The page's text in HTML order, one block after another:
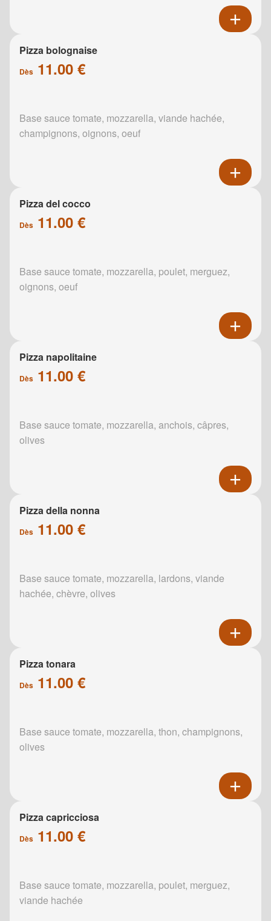
Pizza bolognaise
Dès 11.00 €
Base sauce tomate, mozzarella, viande hachée,
champignons, oignons, oeuf
Pizza del cocco
Dès 11.00 €
Base sauce tomate, mozzarella, poulet, merguez,
oignons, oeuf
Pizza napolitaine
Dès 11.00 €
Base sauce tomate, mozzarella, anchois, câpres,
olives
Pizza della nonna
Dès 11.00 €
Base sauce tomate, mozzarella, lardons, viande
hachée, chèvre, olives
Pizza tonara
Dès 11.00 €
Base sauce tomate, mozzarella, thon, champignons,
olives
Pizza capricciosa
Dès 11.00 €
Base sauce tomate, mozzarella, poulet, merguez,
viande hachée